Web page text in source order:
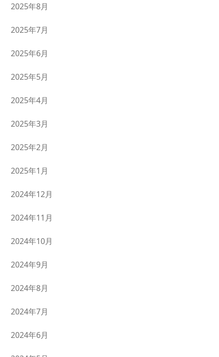
2025年8月
2025年7月
2025年6月
2025年5月
2025年4月
2025年3月
2025年2月
2025年1月
2024年12月
2024年11月
2024年10月
2024年9月
2024年8月
2024年7月
2024年6月